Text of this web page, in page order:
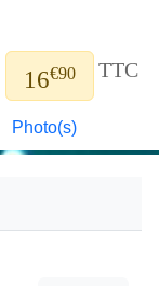
16€90 TTC
Photo(s)